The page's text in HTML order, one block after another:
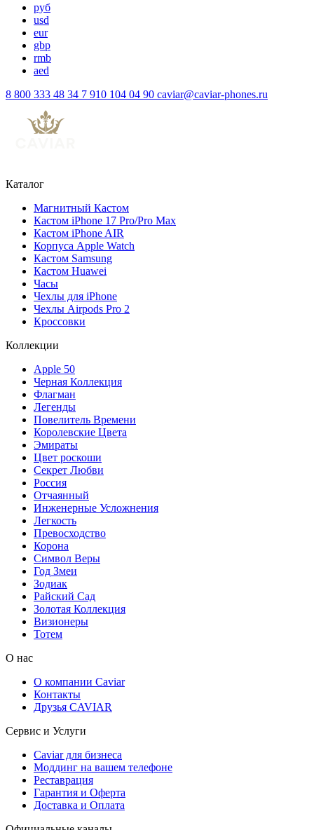
руб
usd
eur
gbp
rmb
aed
8 800 333 48 34 7 910 104 04 90 caviar@caviar-phones.ru
Каталог
Магнитный Кастом
Кастом iPhone 17 Pro/Pro Max
Кастом iPhone AIR
Корпуса Apple Watch
Кастом Samsung
Кастом Huawei
Часы
Чехлы для iPhone
Чехлы Airpods Pro 2
Кроссовки
Коллекции
Apple 50
Черная Коллекция
Флагман
Легенды
Повелитель Времени
Королевские Цвета
Эмираты
Цвет роскоши
Секрет Любви
Россия
Отчаянный
Инженерные Усложнения
Легкость
Превосходство
Корона
Символ Веры
Год Змеи
Зодиак
Райский Сад
Золотая Коллекция
Визионеры
Тотем
О нас
О компании Caviar
Контакты
Друзья CAVIAR
Сервис и Услуги
Caviar для бизнеса
Моддинг на вашем телефоне
Реставрация
Гарантия и Оферта
Доставка и Оплата